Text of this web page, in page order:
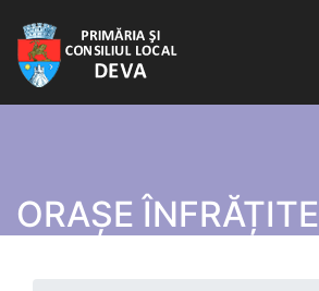
ORAȘE ÎNFRĂȚITE